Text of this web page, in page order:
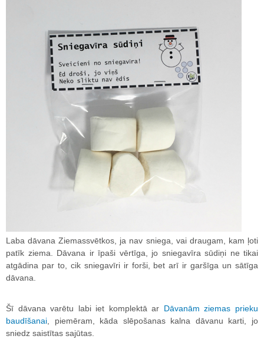
Laba dāvana Ziemassvētkos, ja nav sniega, vai draugam, kam ļoti
patīk ziema. Dāvana ir īpaši vērtīga, jo sniegavīra sūdiņi ne tikai
atgādina par to, cik sniegavīri ir forši, bet arī ir garšīga un sātīga
dāvana.
Šī dāvana varētu labi iet komplektā ar Dāvanām ziemas prieku
baudīšanai, piemēram, kāda slēpošanas kalna dāvanu karti, jo
sniedz saistītas sajūtas.